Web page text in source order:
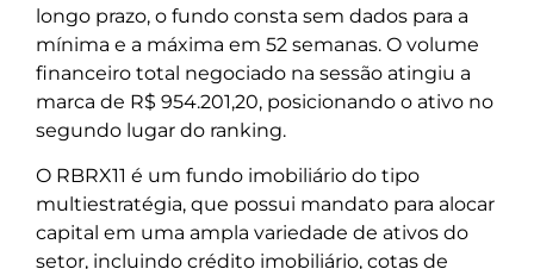
longo prazo, o fundo consta sem dados para a
mínima e a máxima em 52 semanas. O volume
financeiro total negociado na sessão atingiu a
marca de R$ 954.201,20, posicionando o ativo no
segundo lugar do ranking.
O RBRX11 é um fundo imobiliário do tipo
multiestratégia, que possui mandato para alocar
capital em uma ampla variedade de ativos do
setor, incluindo crédito imobiliário, cotas de